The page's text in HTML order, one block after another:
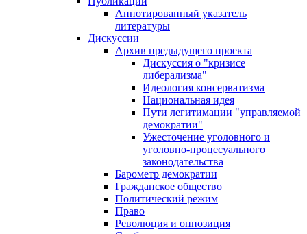
Аннотированный указатель
литературы
Дискуссии
Архив предыдущего проекта
Дискуссия о "кризисе
либерализма"
Идеология консерватизма
Национальная идея
Пути легитимации "управляемой
демократии"
Ужесточение уголовного и
уголовно-процесуального
законодательства
Барометр демократии
Гражданское общество
Политический режим
Право
Революция и оппозиция